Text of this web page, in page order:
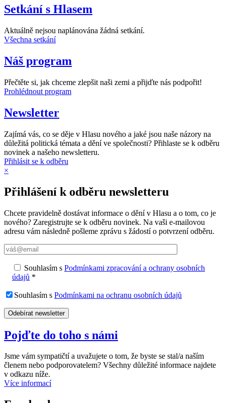
Setkání s Hlasem
Aktuálně nejsou naplánována žádná setkání.
Všechna setkání
Náš program
Přečtěte si, jak chceme zlepšit naši zemi a přijďte nás podpořit!
Prohlédnout program
Newsletter
Zajímá vás, co se děje v Hlasu nového a jaké jsou naše názory na
důležitá politická témata a dění ve společnosti? Přihlaste se k odběru
novinek a našeho newsletteru.
Přihlásit se k odběru
×
Přihlášení k odběru newsletteru
Chcete pravidelně dostávat informace o dění v Hlasu a o tom, co je
nového? Zaregistrujte se k odběru novinek. Na vaši e-mailovou
adresu vám následně pošleme zprávu s žádostí o potvrzení odběru.
Souhlasím s Podmínkami zpracování a ochrany osobních
údajů *
Souhlasím s Podmínkami na ochranu osobních údajů
Pojďte do toho s námi
Jsme vám sympatičtí a uvažujete o tom, že byste se stal/a naším
členem nebo podporovatelem? Všechny důležité informace najdete
v odkazu níže.
Více informací